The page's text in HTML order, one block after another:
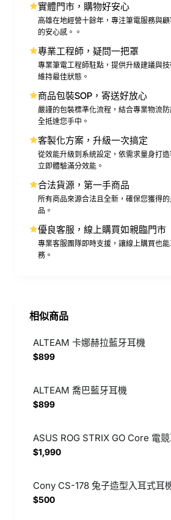
實體門市，購物好安心
高雄在地經營十餘年，專注筆電服務與
的安心感。。
專業工程師，疑問一把罩
專業筆電工程師駐點，提供升級建議與
維持最佳狀態。
商品包裝SOP，寄送好放心
嚴謹的包裝標準化流程，結合專業物流
全抵達您手中。
客製化方案，升級一次搞定
從效能升級到系統設定，依需求量身打
立即體驗滿分效能。
合法貨源，第一手商品
所有商品來源合法且全新，確保您獲得
品。
優良客服，線上購買如親臨門市
專業客服團隊即時支援，讓線上購買也
務。
相似商品
ALTEAM 卡娜赫拉藍牙耳機
$899
ALTEAM 喬巴藍牙耳機
$899
$1,990
Cony CS-178 兔子造型入耳式耳
$500